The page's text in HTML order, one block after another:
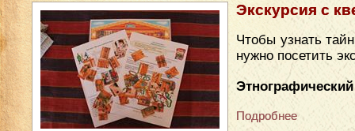
Экскурсия с
Чтобы узнать
нужно посетить
Подробнее